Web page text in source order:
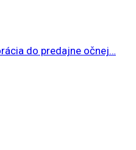
do predajne očnej…